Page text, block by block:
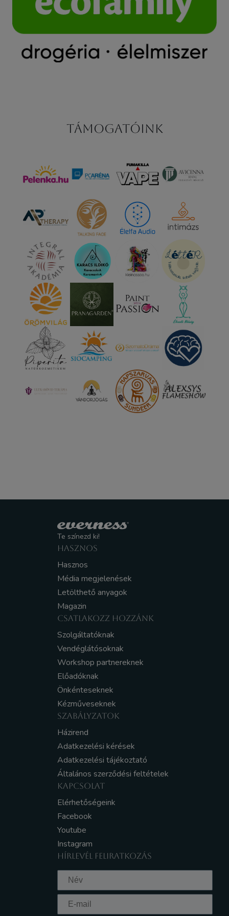
Támogatóink
Te színezd ki!
HASZNOS
Hasznos
Média megjelenések
Letölthető anyagok
Magazin
CSATLAKOZZ HOZZÁNK
Szolgáltatóknak
Vendéglátósoknak
Workshop partnereknek
Előadóknak
Önkénteseknek
Kézműveseknek
SZABÁLYZATOK
Házirend
Adatkezelési kérések
Adatkezelési tájékoztató
Általános szerződési feltételek
KAPCSOLAT
Elérhetőségeink
Facebook
Youtube
Instagram
HÍRLEVÉL FELIRATKOZÁS